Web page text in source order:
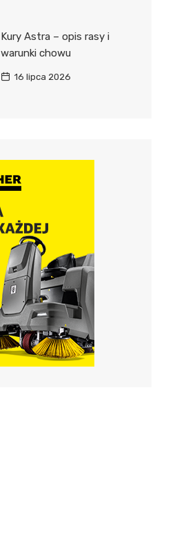
Kury Astra – opis rasy i
warunki chowu
16 lipca 2026